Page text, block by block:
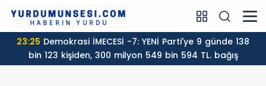
23:25
bin 123 kişiden, 300 milyon 549 bin 594 TL. bağış